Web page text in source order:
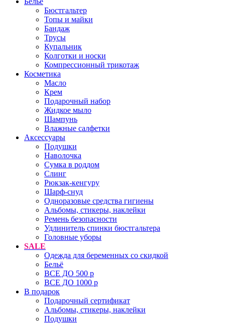
Бюстгальтер
Топы и майки
Бандаж
Трусы
Купальник
Колготки и носки
Компрессионный трикотаж
Косметика
Масло
Крем
Подарочный набор
Жидкое мыло
Шампунь
Влажные салфетки
Аксессуары
Подушки
Наволочка
Сумка в роддом
Cлинг
Рюкзак-кенгуру
Шарф-снуд
Одноразовые средства гигиены
Альбомы, стикеры, наклейки
Ремень безопасности
Удлинитель спинки бюстгальтера
Головные уборы
SALE
Одежда для беременных со скидкой
Бельё
ВСЕ ДО 500 р
ВСЕ ДО 1000 р
В подарок
Подарочный сертификат
Альбомы, стикеры, наклейки
Подушки